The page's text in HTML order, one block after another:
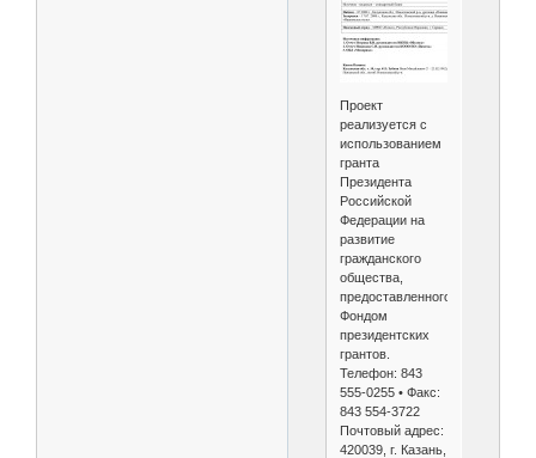
Проект
реализуется с
использованием
гранта
Президента
Российской
Федерации на
развитие
гражданского
общества,
предоставленного
Фондом
президентских
грантов.
Телефон: 843
555-0255 • Факс:
843 554-3722
Почтовый адрес:
420039, г. Казань,